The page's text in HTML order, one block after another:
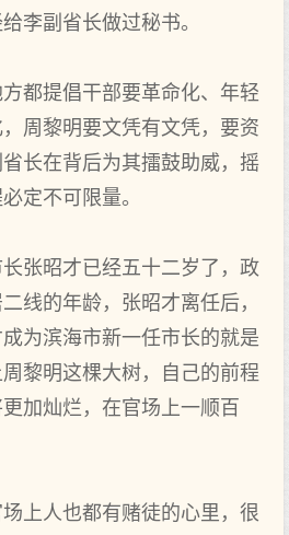
李副省长做过秘书。
提倡干部要革命化、年轻
周黎明要文凭有文凭，要资
长在背后为其擂鼓助威，摇
定不可限量。
昭才已经五十二岁了，政
线的年龄，张昭才离任后，
为滨海市新一任市长的就是
黎明这棵大树，自己的前程
加灿烂，在官场上一顺百
人也都有赌徒的心里，很